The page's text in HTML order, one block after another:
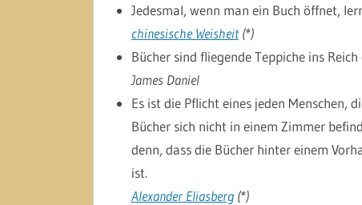
Jedesmal, wenn man ein Buch öffnet,
chinesische Weisheit(*)
Bücher sind fliegende Teppiche ins
James Daniel
Es ist die Pflicht eines jeden Menschen,
Bücher sich nicht in einem Zimmer
denn, dass die Bücher hinter einem
ist.
Alexander Eliasberg(*)